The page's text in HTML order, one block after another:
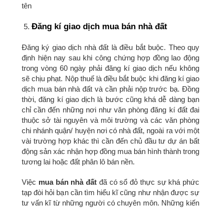
tên
Đăng kí giao dịch mua bán nhà đất
Đăng ký giao dịch nhà đất là điều bắt buộc. Theo quy
định hiện nay sau khi công chứng hợp đồng lao động
trong vòng 60 ngày phải đăng kí giao dịch nếu không
sẽ chịu phạt. Nộp thuế là điều bắt buộc khi đăng kí giao
dịch mua bán nhà đất và cần phải nộp trước bạ. Đồng
thời, đăng kí giao dịch là bước cũng khá dễ dàng bạn
chỉ cần đến những nơi như văn phòng đăng kí đất đai
thuộc sở tài nguyên và môi trường và các văn phòng
chi nhánh quận/ huyện nơi có nhà đất, ngoài ra với một
vài trường hợp khác thì cần đến chủ đầu tư dự án bất
động sản xác nhận hợp đồng mua bán hình thành trong
tương lai hoặc đất phân lô bán nền.
Việc mua bán nhà đất đã có sổ đỏ thực sự khá phức
tạp đòi hỏi bạn cần tìm hiểu kĩ cũng như nhận được sự
tư vấn kĩ từ những người có chuyên môn. Những kiến